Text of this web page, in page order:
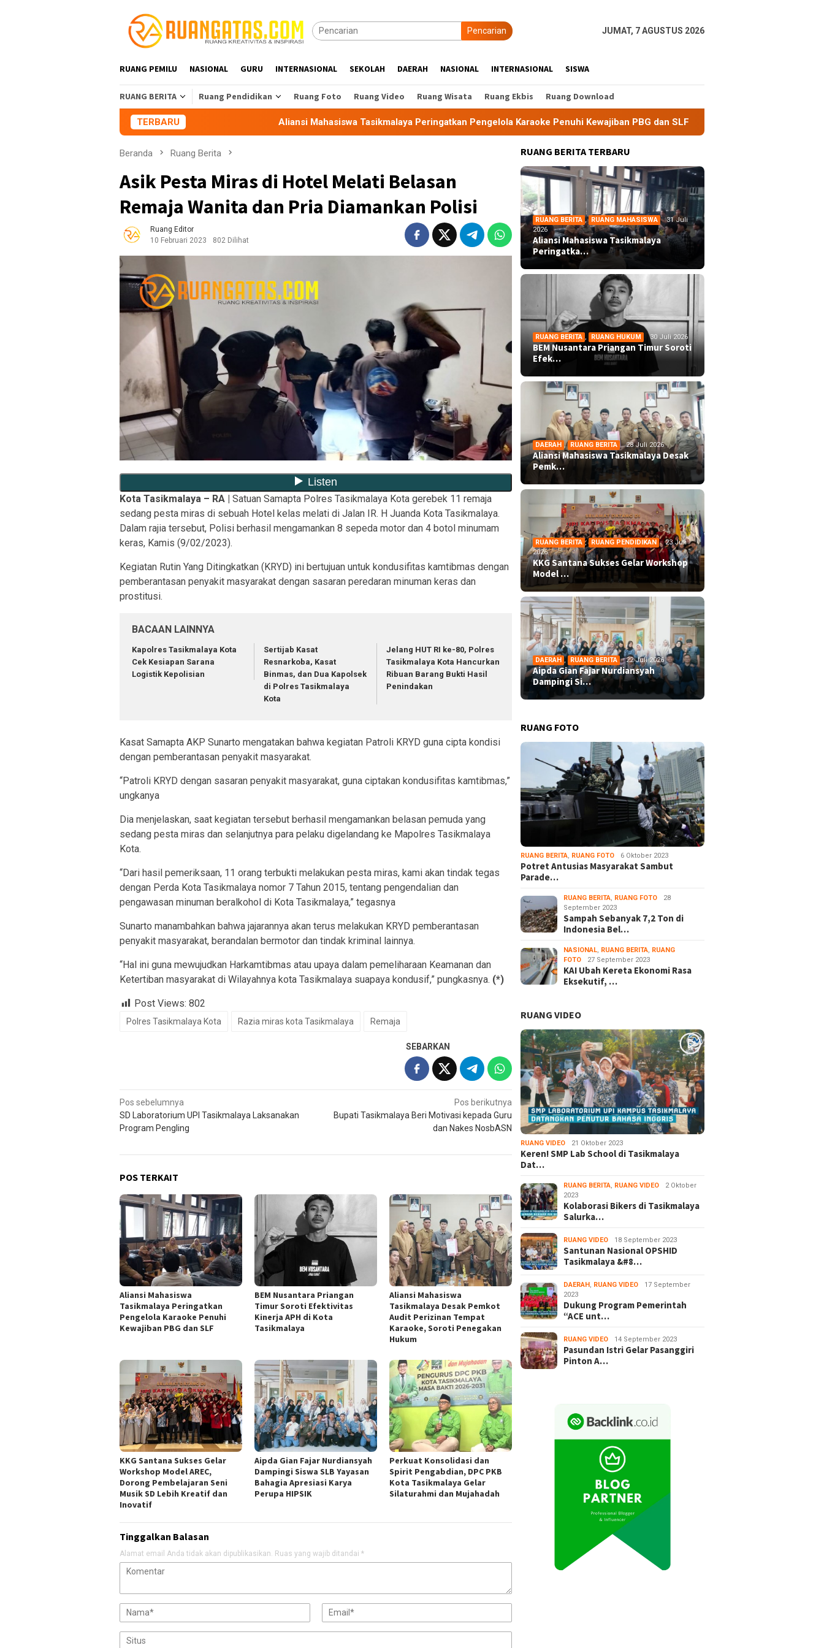
Pencarian JUMAT, 7 AGUSTUS 2026
RUANG PEMILU NASIONAL GURU INTERNASIONAL SEKOLAH DAERAH NASIONAL INTERNASIONAL SISWA
RUANG BERITA Ruang Pendidikan Ruang Foto Ruang Video Ruang Wisata Ruang Ekbis Ruang Download
TERBARU Aliansi Mahasiswa Tasikmalaya Peringatkan Pengelola Karaoke Penuhi Kewajiban PBG dan SLF BEM Nusantara Priangan Timur Soroti
Beranda Ruang Berita
Asik Pesta Miras di Hotel Melati Belasan
Remaja Wanita dan Pria Diamankan Polisi
Ruang Editor
10 Februari 2023
802 Dilihat
Kota Tasikmalaya – RA | Satuan Samapta Polres Tasikmalaya Kota gerebek 11 remaja
sedang pesta miras di sebuah Hotel kelas melati di Jalan IR. H Juanda Kota Tasikmalaya.
Dalam rajia tersebut, Polisi berhasil mengamankan 8 sepeda motor dan 4 botol minumam
keras, Kamis (9/02/2023).
Kegiatan Rutin Yang Ditingkatkan (KRYD) ini bertujuan untuk kondusifitas kamtibmas dengan
pemberantasan penyakit masyarakat dengan sasaran peredaran minuman keras dan
prostitusi.
BACAAN LAINNYA
Kapolres Tasikmalaya Kota
Cek Kesiapan Sarana
Logistik Kepolisian
Sertijab Kasat
Resnarkoba, Kasat
Binmas, dan Dua Kapolsek
di Polres Tasikmalaya
Kota
Jelang HUT RI ke-80, Polres
Tasikmalaya Kota Hancurkan
Ribuan Barang Bukti Hasil
Penindakan
Kasat Samapta AKP Sunarto mengatakan bahwa kegiatan Patroli KRYD guna cipta kondisi
dengan pemberantasan penyakit masyarakat.
“Patroli KRYD dengan sasaran penyakit masyarakat, guna ciptakan kondusifitas kamtibmas,”
ungkanya
Dia menjelaskan, saat kegiatan tersebut berhasil mengamankan belasan pemuda yang
sedang pesta miras dan selanjutnya para pelaku digelandang ke Mapolres Tasikmalaya
Kota.
“Dari hasil pemeriksaan, 11 orang terbukti melakukan pesta miras, kami akan tindak tegas
dengan Perda Kota Tasikmalaya nomor 7 Tahun 2015, tentang pengendalian dan
pengawasan minuman beralkohol di Kota Tasikmalaya,” tegasnya
Sunarto manambahkan bahwa jajarannya akan terus melakukan KRYD pemberantasan
penyakit masyarakat, berandalan bermotor dan tindak kriminal lainnya.
“Hal ini guna mewujudkan Harkamtibmas atau upaya dalam pemeliharaan Keamanan dan
Ketertiban masyarakat di Wilayahnya kota Tasikmalaya suapaya kondusif,” pungkasnya. (*)
Post Views: 802
Polres Tasikmalaya Kota Razia miras kota Tasikmalaya Remaja
SEBARKAN
Navigasi
pos
Pos sebelumnya
SD Laboratorium UPI Tasikmalaya Laksanakan
Program Pengling
Pos berikutnya
Bupati Tasikmalaya Beri Motivasi kepada Guru
dan Nakes NosbASN
POS TERKAIT
Aliansi Mahasiswa
Tasikmalaya Peringatkan
Pengelola Karaoke Penuhi
Kewajiban PBG dan SLF
BEM Nusantara Priangan
Timur Soroti Efektivitas
Kinerja APH di Kota
Tasikmalaya
Aliansi Mahasiswa
Tasikmalaya Desak Pemkot
Audit Perizinan Tempat
Karaoke, Soroti Penegakan
Hukum
KKG Santana Sukses Gelar
Workshop Model AREC,
Dorong Pembelajaran Seni
Musik SD Lebih Kreatif dan
Inovatif
Aipda Gian Fajar Nurdiansyah
Dampingi Siswa SLB Yayasan
Bahagia Apresiasi Karya
Perupa HIPSIK
Perkuat Konsolidasi dan
Spirit Pengabdian, DPC PKB
Kota Tasikmalaya Gelar
Silaturahmi dan Mujahadah
Tinggalkan Balasan
Alamat email Anda tidak akan dipublikasikan. Ruas yang wajib ditandai *
RUANG BERITA TERBARU
RUANG BERITA , RUANG MAHASISWA
31 Juli
2026
Aliansi Mahasiswa Tasikmalaya
Peringatka…
RUANG BERITA , RUANG HUKUM 30 Juli 2026
BEM Nusantara Priangan Timur Soroti
Efek…
DAERAH , RUANG BERITA 28 Juli 2026
Aliansi Mahasiswa Tasikmalaya Desak
Pemk…
RUANG BERITA , RUANG PENDIDIKAN
23 Juli
2026
KKG Santana Sukses Gelar Workshop
Model …
DAERAH , RUANG BERITA 22 Juli 2026
Aipda Gian Fajar Nurdiansyah
Dampingi Si…
RUANG FOTO
RUANG BERITA, RUANG FOTO 6 Oktober 2023
Potret Antusias Masyarakat Sambut
Parade…
RUANG BERITA, RUANG FOTO
28
September 2023
Sampah Sebanyak 7,2 Ton di
Indonesia Bel…
NASIONAL, RUANG BERITA, RUANG
FOTO
27 September 2023
KAI Ubah Kereta Ekonomi Rasa
Eksekutif, …
RUANG VIDEO
RUANG VIDEO 21 Oktober 2023
Keren! SMP Lab School di Tasikmalaya
Dat…
RUANG BERITA, RUANG VIDEO
2 Oktober
2023
Kolaborasi Bikers di Tasikmalaya
Salurka…
RUANG VIDEO 18 September 2023
Santunan Nasional OPSHID
Tasikmalaya &#8…
DAERAH , RUANG VIDEO
17 September
2023
Dukung Program Pemerintah
“ACE unt…
RUANG VIDEO 14 September 2023
Pasundan Istri Gelar Pasanggiri
Pinton A…